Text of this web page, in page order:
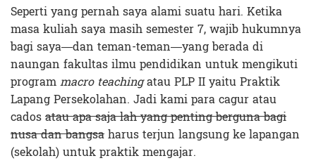
Seperti yang pernah saya alami suatu hari. Ketika
masa kuliah saya masih semester 7, wajib hukumnya
bagi saya—dan teman-teman—yang berada di
naungan fakultas ilmu pendidikan untuk mengikuti
programmacro teachingatau PLP II yaitu Praktik
Lapang Persekolahan. Jadi kami para cagur atau
cadosatau apa saja lah yang penting berguna bagi
nusa dan bangsaharus terjun langsung ke lapangan
(sekolah) untuk praktik mengajar.